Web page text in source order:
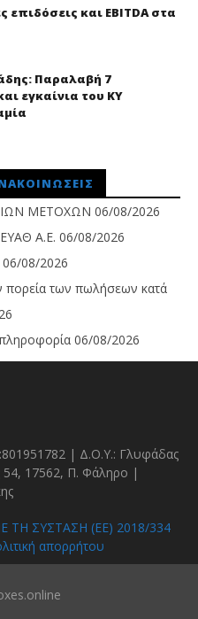
επιδόσεις και EBITDA στα
Παραλαβή 7
εγκαίνια του ΚΥ
ΜΕΤΟΧΩΝ 06/08/2026
Α.Ε. 06/08/2026
06/08/2026
των πωλήσεων κατά
06/08/2026
| Δ.Ο.Υ.: Γλυφάδας
54, 17562, Π. Φάληρο |
ΣΥΣΤΑΣΗ (ΕΕ) 2018/334
απορρήτου